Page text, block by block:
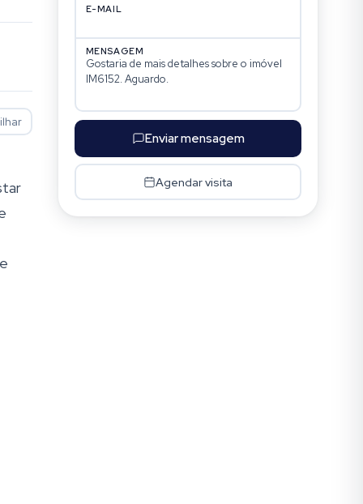
E-MAIL
MENSAGEM
Enviar mensagem
Agendar visita